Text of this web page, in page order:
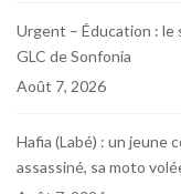
Urgent – Éducation : le
GLC de Sonfonia
Août 7, 2026
Hafia (Labé) : un jeune
assassiné, sa moto